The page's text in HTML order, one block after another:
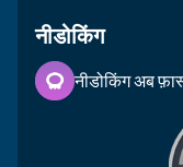
नीडोकिंग
नीडोकिंग अब